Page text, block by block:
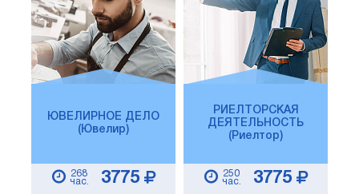
ЮВЕЛИРНОЕ ДЕЛО
(Ювелир)
268
час.
3775
РИЕЛТОРСКАЯ
ДЕЯТЕЛЬНОСТЬ
(Риелтор)
250
час.
3775